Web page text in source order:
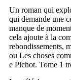
Un roman qui
qui demande une
manque de
cela ajoute à la
rebondissements,
ou Les choses
e Pichot. Tome 1